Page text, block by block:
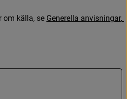
r om källa, se Generella anvisningar,